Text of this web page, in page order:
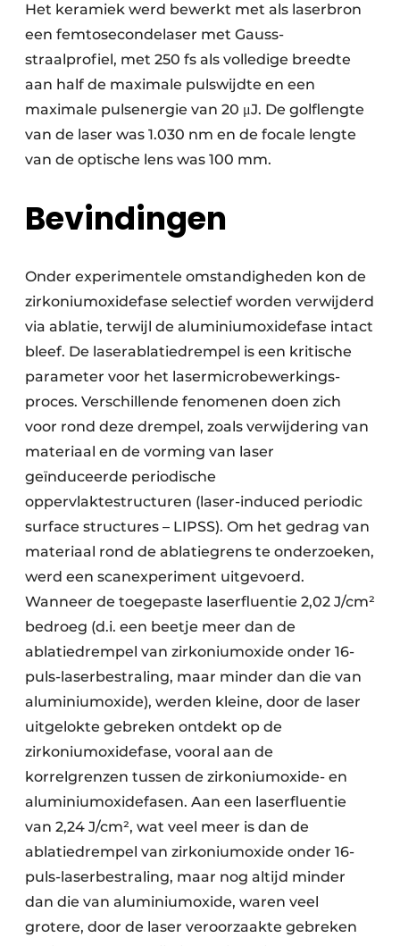
Het keramiek werd bewerkt met als laserbron
een femtosecondelaser met Gauss-
straalprofiel, met 250 fs als volledige breedte
aan half de maximale pulswijdte en een
maximale pulsenergie van 20 μJ. De golflengte
van de laser was 1.030 nm en de focale lengte
van de optische lens was 100 mm.
Bevindingen
Onder experimentele omstandigheden kon de
zirkonium­oxidefase selectief worden ver­wijderd
via ablatie, terwijl de aluminium­oxide­fase intact
bleef. De laser­ablatie­drempel is een kritische
para­meter voor het laser­micro­bewerkings­
proces. Verschillende feno­menen doen zich
voor rond deze drempel, zoals verwijdering van
materiaal en de vorming van laser
geïnduceerde periodische
oppervlaktestructuren (laser-induced periodic
surface structures – LIPSS). Om het gedrag van
materiaal rond de ablatiegrens te onderzoeken,
werd een scanexperiment uitgevoerd.
Wanneer de toegepaste laserfluentie 2,02 J/cm²
bedroeg (d.i. een beetje meer dan de
ablatiedrempel van zirkoniumoxide onder 16-
puls-laserbestraling, maar minder dan die van
aluminiumoxide), werden kleine, door de laser
uitgelokte gebreken ontdekt op de
zirkoniumoxidefase, vooral aan de
korrelgrenzen tussen de zirkonium­oxide- en
aluminiumoxidefasen. Aan een laserfluentie
van 2,24 J/cm², wat veel meer is dan de
ablatiedrempel van zirkoniumoxide onder 16-
puls-laserbestraling, maar nog altijd minder
dan die van aluminiumoxide, waren veel
grotere, door de laser veroorzaakte gebreken